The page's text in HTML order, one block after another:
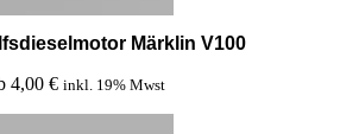
Märklin V100
4,00 € inkl. 19% Mwst